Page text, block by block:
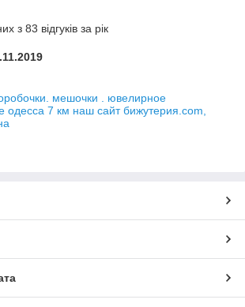
з 83 відгуків за рік
мешочки . ювелирное
одесса 7 км наш сайт бижутерия.com,